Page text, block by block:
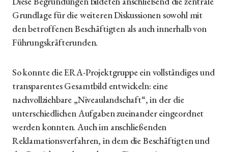
Grundlage für die weiteren Diskussionen sowohl mit
den betroffenen Beschäftigten als auch innerhalb von
Führungskräfterunden.
So konnte die ERA-Projektgruppe ein vollständiges und
transparentes Gesamtbild entwickeln: eine
nachvollziehbare „Niveaulandschaft“, in der die
unterschiedlichen Aufgaben zueinander eingeordnet
werden konnten. Auch im anschließenden
Reklamationsverfahren, in dem die Beschäftigten und